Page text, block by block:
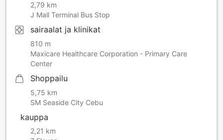
2,79 km
J Mall Terminal Bus Stop
sairaalat ja klinikat
810 m
Maxicare Healthcare Corporation - Primary Care
Center
Shoppailu
5,75 km
SM Seaside City Cebu
kauppa
2,21 km